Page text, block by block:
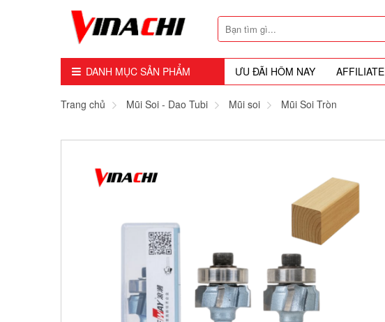
DANH MỤC SẢN PHẨM ƯU ĐÃI HÔM NAY AFFILIATE
Dụng Cụ - Công Cụ
Máy Cầm Tay
Máy Chế Biến Gỗ
Vật Tư Tiêu Hao
Khóa - Phụ Kiện Cửa
Trang chủ Mũi Soi - Dao Tubi Mũi soi Mũi Soi Tròn